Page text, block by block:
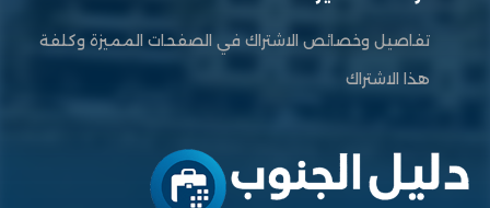
تفاصيل وخصائص الاشتراك في الصفحات المميزة وكلفة
هذا الاشتراك